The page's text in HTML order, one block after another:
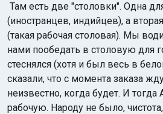
Там есть две "столовки". Одна
(иностранцев, индийцев), а
(такая рабочая столовая). Мы
нами пообедать в столовую для
стеснялся (хотя и был весь в
сказали, что с момента заказа
неизвестно, когда будет. И
рабочую. Народу не было,